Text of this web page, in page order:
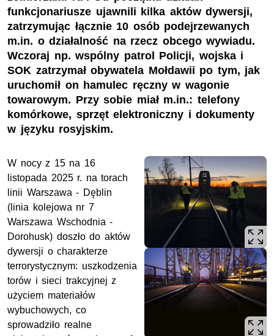
funkcjonariusze ujawnili kilka aktów dywersji,
zatrzymując łącznie 10 osób podejrzewanych
m.in. o działalność na rzecz obcego wywiadu.
Wczoraj np. wspólny patrol Policji, wojska i
SOK zatrzymał obywatela Mołdawii po tym, jak
uruchomił on hamulec ręczny w wagonie
towarowym. Przy sobie miał m.in.: telefony
komórkowe, sprzęt elektroniczny i dokumenty
w języku rosyjskim.
W nocy z 15 na 16
listopada 2025 r. na torach
linii Warszawa - Dęblin
(linia kolejowa nr 7
Warszawa Wschodnia -
Dorohusk) doszło do aktów
dywersji o charakterze
terrorystycznym: uszkodzenia
torów i sieci trakcyjnej z
użyciem materiałów
wybuchowych, co
sprowadziło realne